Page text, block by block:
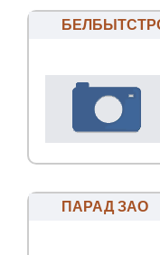
ПАРАД ЗАО